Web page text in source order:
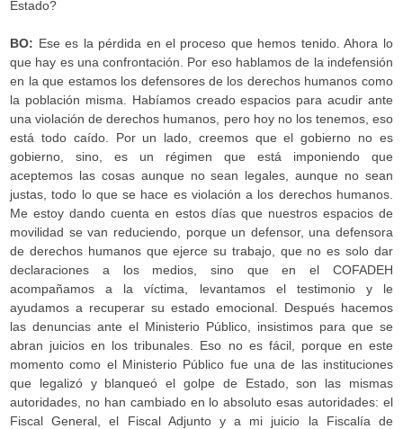
Estado?
BO: Ese es la pérdida en el proceso que hemos tenido. Ahora lo
que hay es una confrontación. Por eso hablamos de la indefensión
en la que estamos los defensores de los derechos humanos como
la población misma. Habíamos creado espacios para acudir ante
una violación de derechos humanos, pero hoy no los tenemos, eso
está todo caído. Por un lado, creemos que el gobierno no es
gobierno, sino, es un régimen que está imponiendo que
aceptemos las cosas aunque no sean legales, aunque no sean
justas, todo lo que se hace es violación a los derechos humanos.
Me estoy dando cuenta en estos días que nuestros espacios de
movilidad se van reduciendo, porque un defensor, una defensora
de derechos humanos que ejerce su trabajo, que no es solo dar
declaraciones a los medios, sino que en el COFADEH
acompañamos a la víctima, levantamos el testimonio y le
ayudamos a recuperar su estado emocional. Después hacemos
las denuncias ante el Ministerio Público, insistimos para que se
abran juicios en los tribunales. Eso no es fácil, porque en este
momento como el Ministerio Público fue una de las instituciones
que legalizó y blanqueó el golpe de Estado, son las mismas
autoridades, no han cambiado en lo absoluto esas autoridades: el
Fiscal General, el Fiscal Adjunto y a mi juicio la Fiscalía de